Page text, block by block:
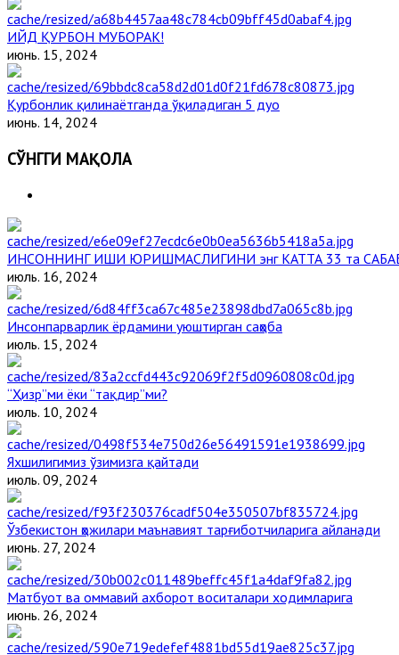
ИЙД ҚУРБОН МУБОРАК!
июнь. 15, 2024
Қурбонлик қилинаётганда ўқиладиган 5 дуо
июнь. 14, 2024
СЎНГГИ МАҚОЛА
ИНСОННИНГ ИШИ ЮРИШМАСЛИГИНИ энг КАТТА 33 та
июль. 16, 2024
Инсонпарварлик ёрдамини уюштирган саҳоба
июль. 15, 2024
“Ҳизр”ми ёки “тақдир”ми?
июль. 10, 2024
Яхшилигимиз ўзимизга қайтади
июль. 09, 2024
Ўзбекистон ҳожилари маънавият тарғиботчиларига айланади
июнь. 27, 2024
Матбуот ва оммавий ахборот воситалари ходимларига
июнь. 26, 2024